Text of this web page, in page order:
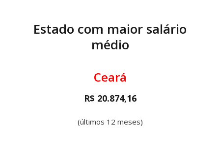
Estado com maior salário
médio
Ceará
R$ 20.874,16
(últimos 12 meses)